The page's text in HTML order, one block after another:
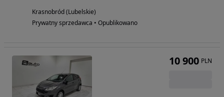
Krasnobród (Lubelskie)
Prywatny sprzedawca • Opublikowano
10 900 PLN